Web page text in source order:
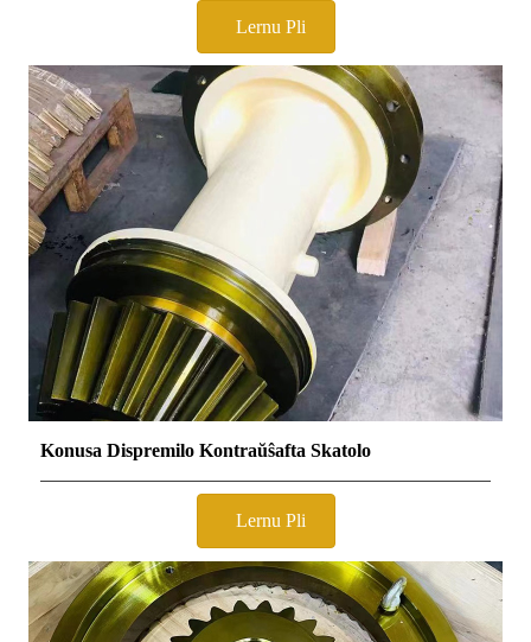
Lernu Pli
Konusa Dispremilo Kontraŭŝafta Skatolo
Lernu Pli